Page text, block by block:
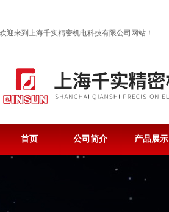
欢迎来到上海千实精密机电科技有限公司网站！
首页 公司简介 产品展示